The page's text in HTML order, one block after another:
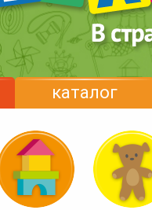
каталог